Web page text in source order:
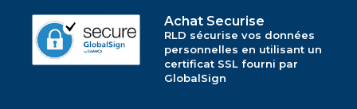
Achat Securise
RLD sécurise vos données
personnelles en utilisant un
certificat SSL fourni par
GlobalSign